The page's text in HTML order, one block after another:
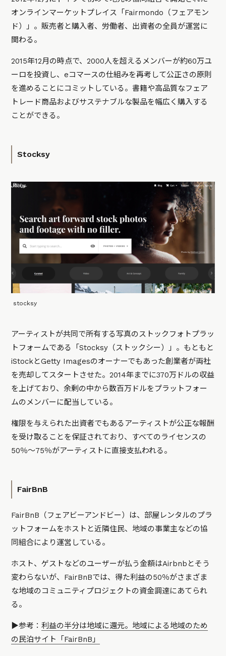
オンラインマーケットプレイス「Fairmondo（フェアモン
ド）」。販売者と購入者、労働者、出資者の全員が運営に
関わる。
2015年12月の時点で、2000人を超えるメンバーが約60万ユ
ーロを投資し、eコマースの仕組みを再考して公正さの原則
を進めることにコミットしている。書籍や高品質なフェア
トレード商品およびサステナブルな製品を幅広く購入する
ことができる。
Stocksy
stocksy
アーティストが共同で所有する写真のストックフォトプラッ
トフォームである「Stocksy（ストックシー）」。もともと
iStockとGetty Imagesのオーナーでもあった創業者が両社
を売却してスタートさせた。2014年までに370万ドルの収益
を上げており、余剰の中から数百万ドルをプラットフォー
ムのメンバーに配当している。
権限を与えられた出資者でもあるアーティストが公正な報酬
を受け取ることを保証されており、すべてのライセンスの
50％〜75％がアーティストに直接支払われる。
FairBnB
FairBnB（フェアビーアンドビー）は、部屋レンタルのプラ
ットフォームをホストと近隣住民、地域の事業主などの協
同組合により運営している。
ホスト、ゲストなどのユーザーが払う金額はAirbnbとそう
変わらないが、FairBnBでは、得た利益の50％がさまざま
な地域のコミュニティプロジェクトの資金調達にあてられ
る。
▶️参考：利益の半分は地域に還元。地域による地域のため
の民泊サイト「FairBnB」